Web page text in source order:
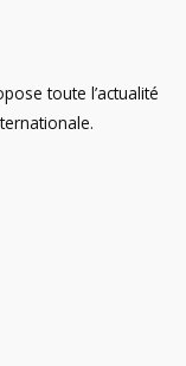
toute l’actualité